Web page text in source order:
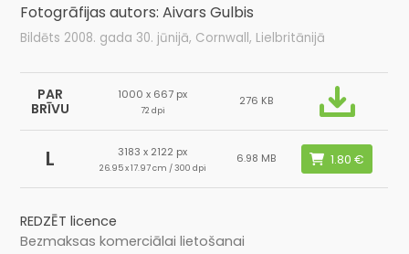
Fotogrāfijas autors: Aivars Gulbis
Bildēts 2008. gada 30. jūnijā, Cornwall, Lielbritānijā
PAR
BRĪVU
1000 x 667 px
72 dpi
276 KB
L 3183 x 2122 px
26.95 x 17.97 cm / 300 dpi
6.98 MB
REDZĒT licence
Bezmaksas komerciālai lietošanai